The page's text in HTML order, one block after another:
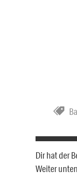
Dir hat der
Weiter